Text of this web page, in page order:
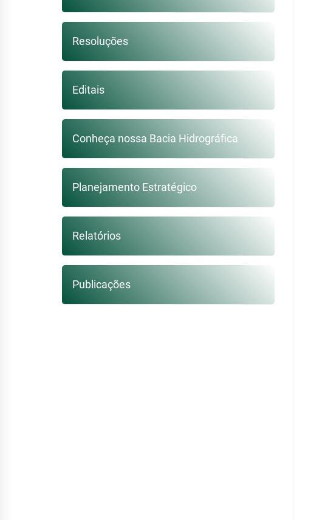
Resoluções
Editais
Conheça nossa Bacia Hidrográfica
Planejamento Estratégico
Relatórios
Publicações